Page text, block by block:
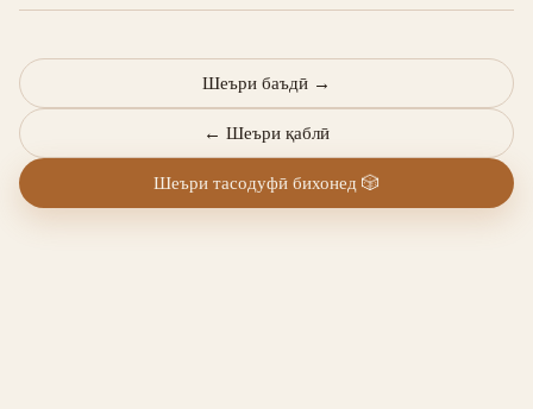
← Шеъри қаблӣ
Шеъри баъдӣ →
Шеъри тасодуфӣ бихонед 🎲